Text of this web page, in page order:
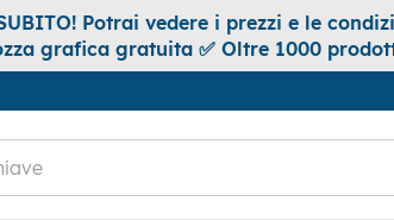
Potrai vedere i prezzi e le
grafica gratuita ✅ Oltre 1000